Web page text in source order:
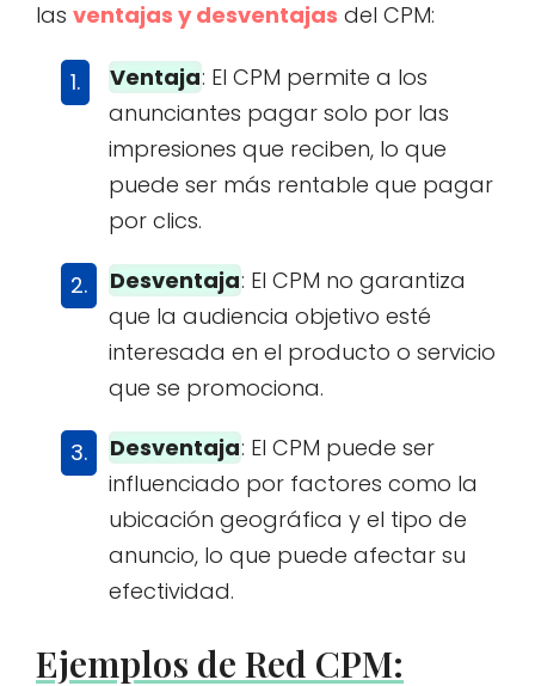
las ventajas y desventajas del CPM:
Ventaja: El CPM permite a los
anunciantes pagar solo por las
impresiones que reciben, lo que
puede ser más rentable que pagar
por clics.
Desventaja: El CPM no garantiza
que la audiencia objetivo esté
interesada en el producto o servicio
que se promociona.
Desventaja: El CPM puede ser
influenciado por factores como la
ubicación geográfica y el tipo de
anuncio, lo que puede afectar su
efectividad.
Ejemplos de Red CPM: